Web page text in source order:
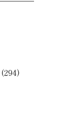
(294)